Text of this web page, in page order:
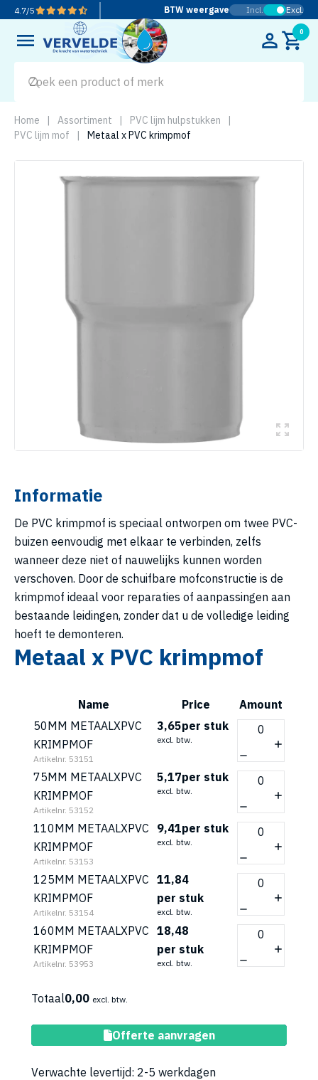
4.7/5 BTW weergave Incl. Excl.
0
Home | Assortiment | PVC lijm hulpstukken
|
PVC lijm mof
| Metaal x PVC krimpmof
Informatie
De PVC krimpmof is speciaal ontworpen om twee PVC-
buizen eenvoudig met elkaar te verbinden, zelfs
wanneer deze niet of nauwelijks kunnen worden
verschoven. Door de schuifbare mofconstructie is de
krimpmof ideaal voor reparaties of aanpassingen aan
bestaande leidingen, zonder dat u de volledige leiding
hoeft te demonteren.
Metaal x PVC krimpmof
Name Price
Amount
50MM METAALXPVC
KRIMPMOF
Artikelnr. 53151
3,65per stuk
excl. btw.
75MM METAALXPVC
KRIMPMOF
Artikelnr. 53152
5,17per stuk
excl. btw.
110MM METAALXPVC
KRIMPMOF
Artikelnr. 53153
9,41per stuk
excl. btw.
125MM METAALXPVC
KRIMPMOF
Artikelnr. 53154
11,84
per stuk
excl. btw.
160MM METAALXPVC
KRIMPMOF
Artikelnr. 53953
18,48
per stuk
excl. btw.
Totaal0,00 excl. btw.
Toevoegen aan winkelwagen
Offerte aanvragen
Verwachte levertijd: 2-5 werkdagen